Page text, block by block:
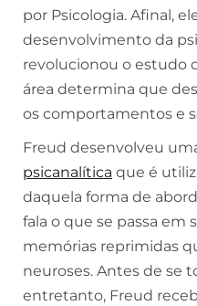
por Psicologia. Afinal,
desenvolvimento da
revolucionou o estudo
área determina que
os comportamentos e
Freud desenvolveu
psicanalítica que é
daquela forma de
fala o que se passa em
memórias reprimidas
neuroses. Antes de se
entretanto, Freud